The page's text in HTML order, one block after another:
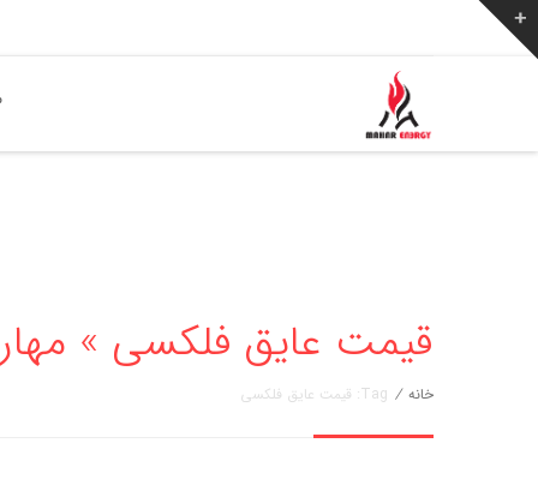
قیمت عایق فلکسی » مهار انرژی
خانه / Tag: قیمت عایق فلکسی